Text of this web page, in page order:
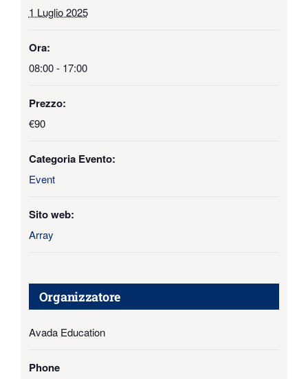
1 Luglio 2025
Ora:
08:00 - 17:00
Prezzo:
€90
Categoria Evento:
Event
Sito web:
Array
Organizzatore
Avada Education
Phone